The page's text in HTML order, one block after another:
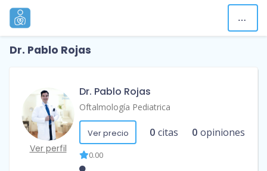
Dr. Pablo Rojas
Ver perfil
Dr. Pablo Rojas
Oftalmología Pediatrica
Ver precio 0 citas 0 opiniones
0.00